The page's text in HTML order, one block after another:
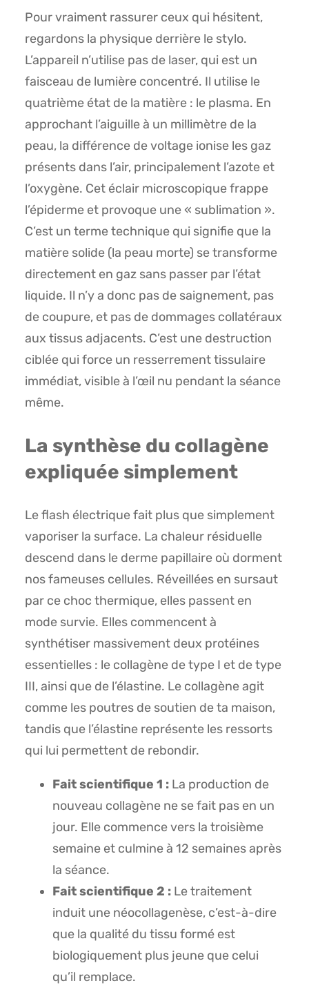
Pour vraiment rassurer ceux qui hésitent,
regardons la physique derrière le stylo.
L’appareil n’utilise pas de laser, qui est un
faisceau de lumière concentré. Il utilise le
quatrième état de la matière : le plasma. En
approchant l’aiguille à un millimètre de la
peau, la différence de voltage ionise les gaz
présents dans l’air, principalement l’azote et
l’oxygène. Cet éclair microscopique frappe
l’épiderme et provoque une « sublimation ».
C’est un terme technique qui signifie que la
matière solide (la peau morte) se transforme
directement en gaz sans passer par l’état
liquide. Il n’y a donc pas de saignement, pas
de coupure, et pas de dommages collatéraux
aux tissus adjacents. C’est une destruction
ciblée qui force un resserrement tissulaire
immédiat, visible à l’œil nu pendant la séance
même.
La synthèse du collagène
expliquée simplement
Le flash électrique fait plus que simplement
vaporiser la surface. La chaleur résiduelle
descend dans le derme papillaire où dorment
nos fameuses cellules. Réveillées en sursaut
par ce choc thermique, elles passent en
mode survie. Elles commencent à
synthétiser massivement deux protéines
essentielles : le collagène de type I et de type
III, ainsi que de l’élastine. Le collagène agit
comme les poutres de soutien de ta maison,
tandis que l’élastine représente les ressorts
qui lui permettent de rebondir.
Fait scientifique 1 : La production de
nouveau collagène ne se fait pas en un
jour. Elle commence vers la troisième
semaine et culmine à 12 semaines après
la séance.
Fait scientifique 2 : Le traitement
induit une néocollagenèse, c’est-à-dire
que la qualité du tissu formé est
biologiquement plus jeune que celui
qu’il remplace.